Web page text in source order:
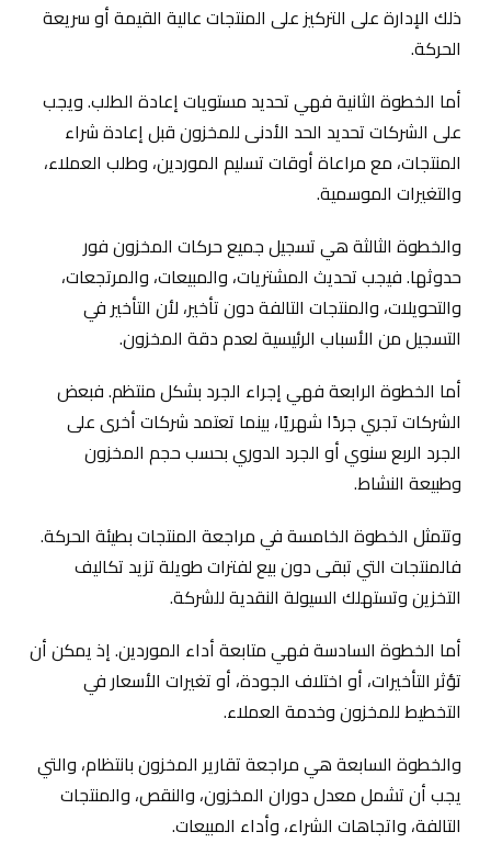
ذلك الإدارة على التركيز على المنتجات عالية القيمة أو سريعة
الحركة.
أما الخطوة الثانية فهي تحديد مستويات إعادة الطلب. ويجب
على الشركات تحديد الحد الأدنى للمخزون قبل إعادة شراء
المنتجات، مع مراعاة أوقات تسليم الموردين، وطلب العملاء،
والتغيرات الموسمية.
والخطوة الثالثة هي تسجيل جميع حركات المخزون فور
حدوثها. فيجب تحديث المشتريات، والمبيعات، والمرتجعات،
والتحويلات، والمنتجات التالفة دون تأخير، لأن التأخير في
التسجيل من الأسباب الرئيسية لعدم دقة المخزون.
أما الخطوة الرابعة فهي إجراء الجرد بشكل منتظم. فبعض
الشركات تجري جردًا شهريًا، بينما تعتمد شركات أخرى على
الجرد الربع سنوي أو الجرد الدوري بحسب حجم المخزون
وطبيعة النشاط.
وتتمثل الخطوة الخامسة في مراجعة المنتجات بطيئة الحركة.
فالمنتجات التي تبقى دون بيع لفترات طويلة تزيد تكاليف
التخزين وتستهلك السيولة النقدية للشركة.
أما الخطوة السادسة فهي متابعة أداء الموردين. إذ يمكن أن
تؤثر التأخيرات، أو اختلاف الجودة، أو تغيرات الأسعار في
التخطيط للمخزون وخدمة العملاء.
والخطوة السابعة هي مراجعة تقارير المخزون بانتظام، والتي
يجب أن تشمل معدل دوران المخزون، والنقص، والمنتجات
التالفة، واتجاهات الشراء، وأداء المبيعات.